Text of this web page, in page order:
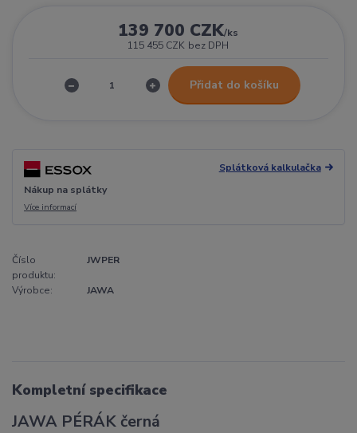
139 700 CZK/ks
115 455 CZK bez DPH
Přidat do košíku
Splátková kalkulačka
Nákup na splátky
Více informací
Číslo
produktu:
JWPER
Výrobce: JAWA
Kompletní specifikace
JAWA PÉRÁK černá